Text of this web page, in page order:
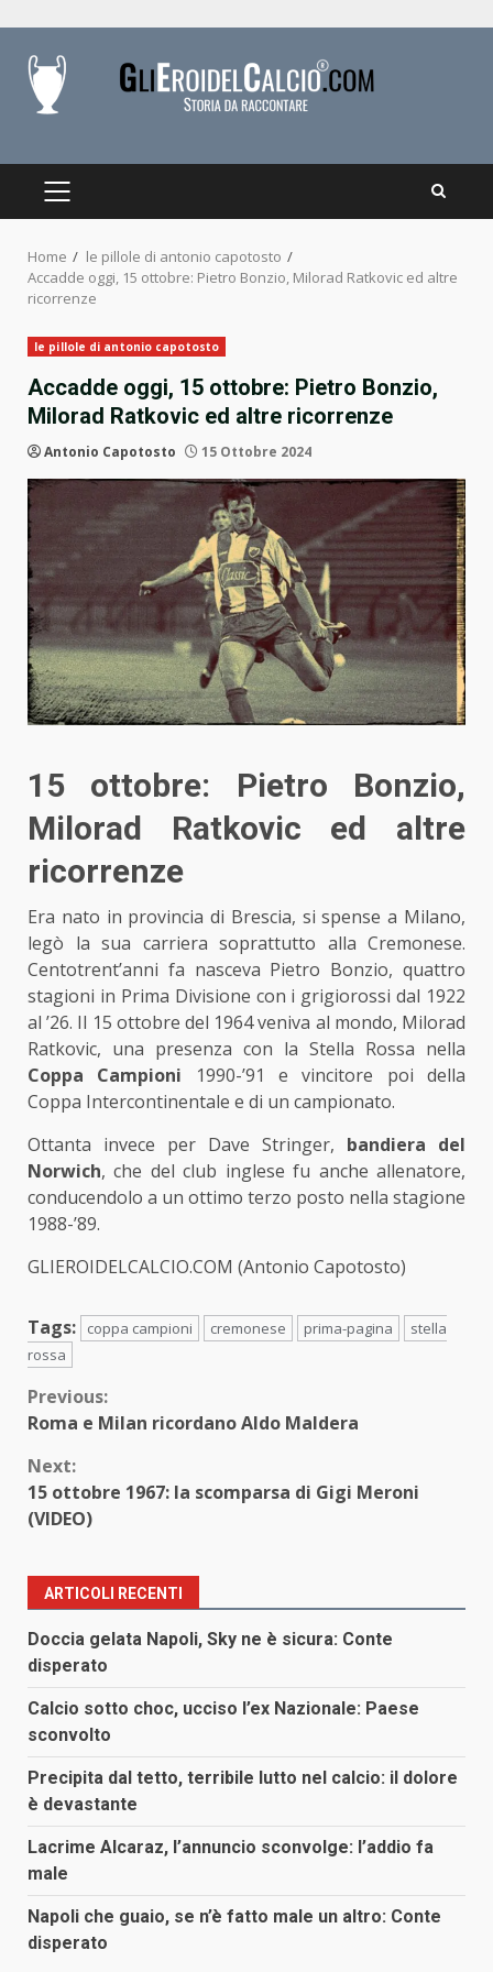
content
PRIMARY
Home
le pillole di antonio capotosto
Accadde oggi, 15 ottobre: Pietro Bonzio, Milorad Ratkovic ed altre
ricorrenze
le pillole di antonio capotosto
Accadde oggi, 15 ottobre: Pietro Bonzio,
Milorad Ratkovic ed altre ricorrenze
Antonio Capotosto 15 Ottobre 2024
15 ottobre: Pietro Bonzio,
Milorad Ratkovic ed altre
ricorrenze
Era nato in provincia di Brescia, si spense a Milano,
legò la sua carriera soprattutto alla Cremonese.
Centotrent’anni fa nasceva Pietro Bonzio, quattro
stagioni in Prima Divisione con i grigiorossi dal 1922
al ’26. Il 15 ottobre del 1964 veniva al mondo, Milorad
Ratkovic, una presenza con la Stella Rossa nella
Coppa Campioni 1990-’91 e vincitore poi della
Coppa Intercontinentale e di un campionato.
Ottanta invece per Dave Stringer, bandiera del
Norwich, che del club inglese fu anche allenatore,
conducendolo a un ottimo terzo posto nella stagione
1988-’89.
GLIEROIDELCALCIO.COM (Antonio Capotosto)
Tags: coppa campioni cremonese prima-pagina
stella
rossa
Continue
Previous:
Roma e Milan ricordano Aldo Maldera
Next:
15 ottobre 1967: la scomparsa di Gigi Meroni
(VIDEO)
ARTICOLI RECENTI
Doccia gelata Napoli, Sky ne è sicura: Conte
disperato
Calcio sotto choc, ucciso l’ex Nazionale: Paese
sconvolto
Precipita dal tetto, terribile lutto nel calcio: il dolore
è devastante
Lacrime Alcaraz, l’annuncio sconvolge: l’addio fa
male
Napoli che guaio, se n’è fatto male un altro: Conte
disperato